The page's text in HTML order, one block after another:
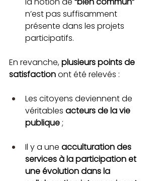
n’est pas suffisamment
présente dans les projets
participatifs.
En revanche, plusieurs points de
satisfaction ont été relevés :
Les citoyens deviennent de
véritables acteurs de la vie
publique ;
Il y a une acculturation des
services à la participation et
une évolution dans la